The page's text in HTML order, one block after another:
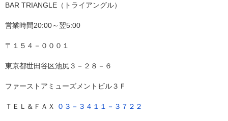
BAR TRIANGLE（トライアングル）
営業時間20:00～翌5:00
〒１５４－０００１
東京都世田谷区池尻３－２８－６
ファーストアミューズメントビル３Ｆ
ＴＥＬ＆ＦＡＸ ０３－３４１１－３７２２